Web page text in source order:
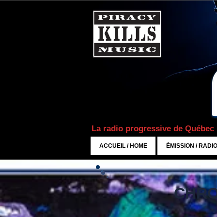
La radio progressive de Québec
ACCUEIL / HOME ÉMISSION /